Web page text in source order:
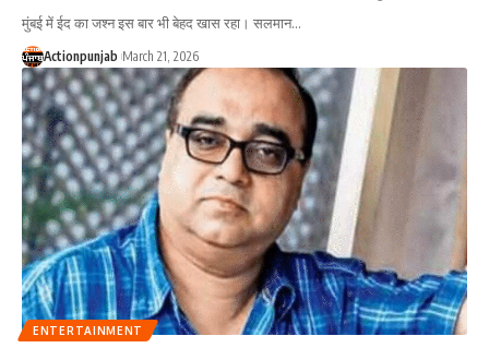
मुंबई में ईद का जश्न इस बार भी बेहद खास रहा। सलमान…
Actionpunjab March 21, 2026
ENTERTAINMENT